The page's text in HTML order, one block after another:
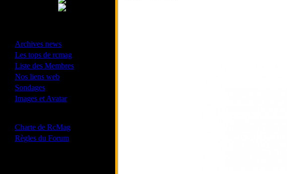
Archives news
Les tops de rcmag
Liste des Membres
Nos liens web
Sondages
Images et Avatar
Charte de RcMag
Règles du Forum